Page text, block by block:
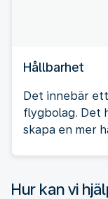
Hållbarhet
Det innebär
flygbolag. Det
skapa en mer
Hur kan vi